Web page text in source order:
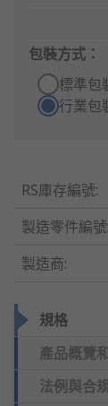
包裝方式：
標準包
行業包
RS庫存編號:
製造零件編號
製造商:
規格
產品概覽
法例與合